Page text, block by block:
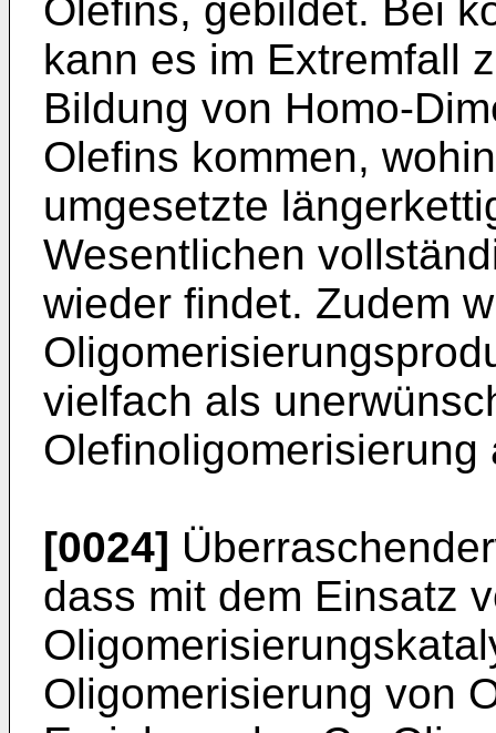
Olefins, gebildet. Bei
kann es im Extremfall
Bildung von Homo-
Olefins kommen,
umgesetzte
Wesentlichen
wieder findet. Zudem
vielfach als
Olefinoligomerisierung
[0024]
dass mit dem Einsatz
Oligomerisierung von